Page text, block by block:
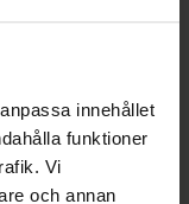
innehållet
funktioner
Vi
och annan
Liver
90 st